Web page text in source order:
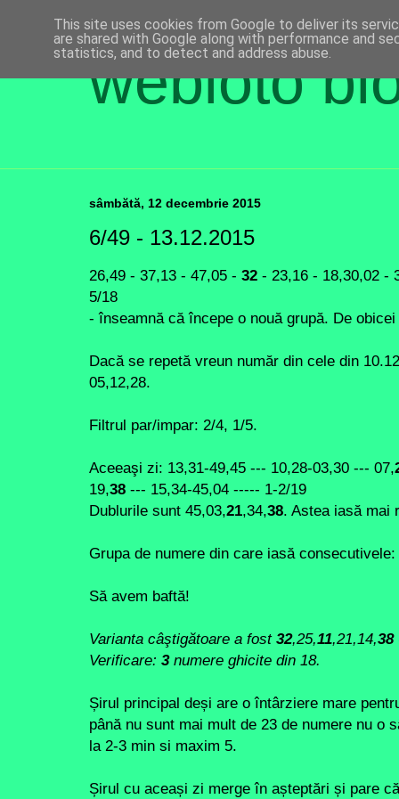
webloto
sâmbătă, 12 decembrie 2015
6/49 - 13.12.2015
26,49 - 37,13 - 47,05 - 32 - 23,16 - 18,30,02 -
5/18
- înseamnă că începe o nouă grupă. De
Dacă se repetă vreun număr din cele din
05,12,28.
Filtrul par/impar: 2/4, 1/5.
Aceeaşi zi: 13,31-49,45 --- 10,28-03,30 --- 07,
19,38 --- 15,34-45,04 ----- 1-2/19
Dublurile sunt 45,03,21,34,38. Astea iasă mai
Grupa de numere din care iasă consecutivele:
Să avem baftă!
Varianta câştigătoare a fost 32,25,11,21,14,38
Verificare: 3numere ghicite din 18.
Șirul principal deși are o întârziere mare
până nu sunt mai mult de 23 de numere nu o
la 2-3 min si maxim 5.
Șirul cu aceași zi merge în așteptări și pare
This site uses cookies from Google to deliver its
are shared with Google along with performance and
statistics, and to detect and address abuse.